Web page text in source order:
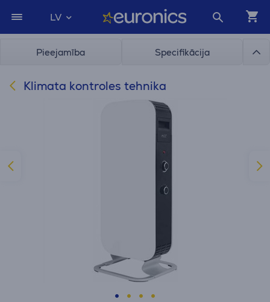
LV
Pieejamība Specifikācija
Klimata kontroles tehnika